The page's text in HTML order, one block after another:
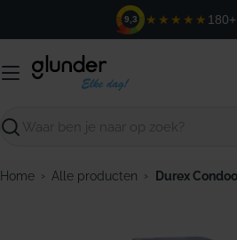
inhoud
9,3 ★★★★★
Zoeken
Home › Alle producten › Durex